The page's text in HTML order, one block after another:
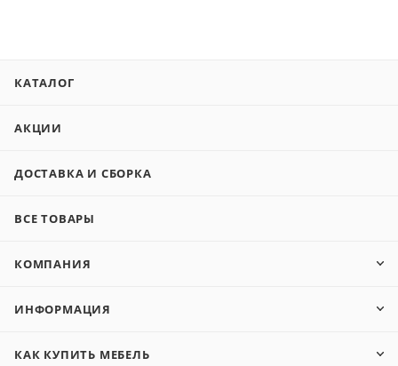
КАТАЛОГ
АКЦИИ
ДОСТАВКА И СБОРКА
ВСЕ ТОВАРЫ
КОМПАНИЯ
ИНФОРМАЦИЯ
КАК КУПИТЬ МЕБЕЛЬ